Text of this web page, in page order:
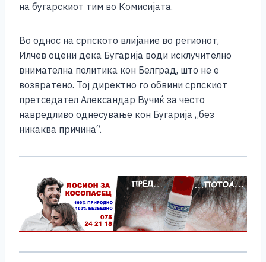
на бугарскиот тим во Комисијата.
Во однос на српското влијание во регионот,
Илчев оцени дека Бугарија води исклучително
внимателна политика кон Белград, што не е
возвратено. Тој директно го обвини српскиот
претседател Александар Вучиќ за често
навредливо однесување кон Бугарија „без
никаква причина“.